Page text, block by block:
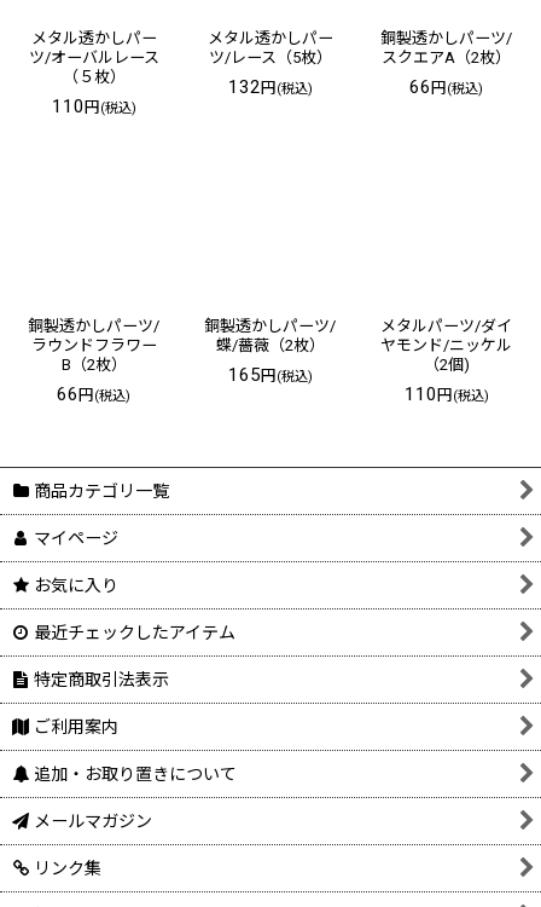
メタル透かしパー
ツ/オーバルレース
（５枚）
110 円 (税込)
メタル透かしパー
ツ/レース（5枚）
132 円 (税込)
銅製透かしパーツ/
スクエアA（2枚）
66円 (税込)
銅製透かしパーツ/
ラウンドフラワー
B（2枚）
66円 (税込)
銅製透かしパーツ/
蝶/薔薇（2枚）
165 円 (税込)
メタルパーツ/ダイ
ヤモンド/ニッケル
（2個)
110 円 (税込)
商品カテゴリ一覧
マイページ
お気に入り
最近チェックしたアイテム
特定商取引法表示
ご利用案内
追加・お取り置きについて
メールマガジン
リンク集